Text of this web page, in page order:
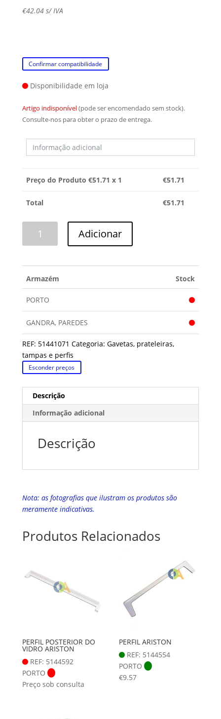
€42.04s/ IVA
Confirmar compatibilidade
Disponibilidade em loja
Artigo indisponível(pode ser encomendado sem stock).
Consulte-nos para obter o prazo de entrega.
Preço do Produto €51.71 x 1 €51.71
Total €51.71
Adicionar
Armazém Stock
PORTO
GANDRA, PAREDES
REF: 51441071 Categoria: Gavetas, prateleiras,
tampas e perfis
Esconder preços
Descrição
Informação adicional
Descrição
Nota: as fotografias que ilustram os produtos são
meramente indicativas.
Produtos Relacionados
PERFIL POSTERIOR DO
VIDRO ARISTON
REF: 5144592
PORTO
Preço sob consulta
PERFIL ARISTON
REF: 5144554
PORTO
€9.57